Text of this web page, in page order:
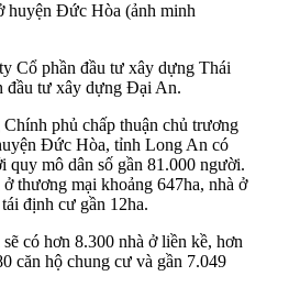
huyện Đức Hòa (ảnh minh
Cổ phần đầu tư xây dựng Thái
đầu tư xây dựng Đại An.
phủ chấp thuận chủ trương
Đức Hòa, tỉnh Long An có
quy mô dân số gần 81.000 người.
thương mại khoảng 647ha, nhà ở
định cư gần 12ha.
có hơn 8.300 nhà ở liền kề, hơn
căn hộ chung cư và gần 7.049